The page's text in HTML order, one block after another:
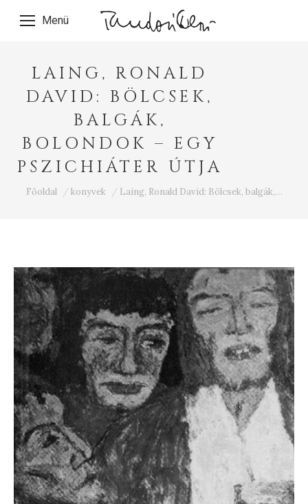
Menü
LAING, RONALD
DAVID: BÖLCSEK,
BALGÁK,
BOLONDOK – EGY
PSZICHIÁTER ÚTJA
Ön itt van:
Főoldal konyvek Laing, Ronald David: Bölcsek, balgák,…